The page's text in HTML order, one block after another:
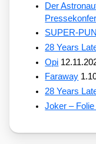
Der
SUPER-
28 Years
Opi
Faraway
28 Years
Joker –